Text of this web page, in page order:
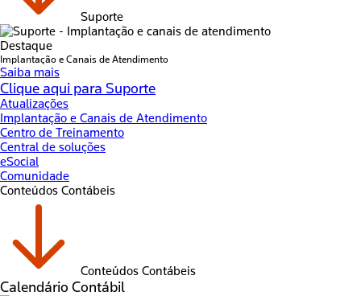
Suporte
Destaque
Implantação e Canais de Atendimento
Saiba mais
Clique aqui para Suporte
Atualizações
Implantação e Canais de Atendimento
Centro de Treinamento
Central de soluções
eSocial
Comunidade
Conteúdos Contábeis
Conteúdos Contábeis
Calendário Contábil